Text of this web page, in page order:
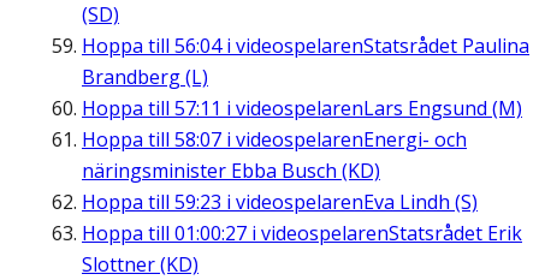
(SD)
Hoppa till 56:04i videospelarenStatsrådet Paulina
Brandberg (L)
Hoppa till 57:11 i videospelarenLars Engsund (M)
Hoppa till 58:07 i videospelarenEnergi- och
näringsminister Ebba Busch (KD)
Hoppa till 59:23 i videospelarenEva Lindh (S)
Hoppa till 01:00:27 i videospelarenStatsrådet Erik
Slottner (KD)